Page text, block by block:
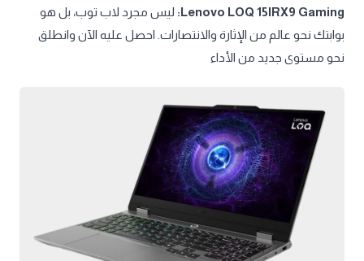
Lenovo LOQ 15IRX9 Gaming: ليس مجرد لاب توب، بل هو
بوابتك نحو عالم من الإثارة والانتصارات. احصل عليه الآن وانطلق
نحو مستوى جديد من الأداء